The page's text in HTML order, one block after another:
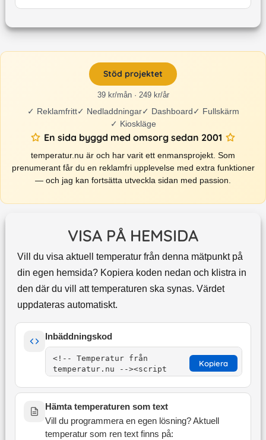
Stöd projektet
39 kr/mån · 249 kr/år
✓ Reklamfritt✓ Nedladdningar✓ Dashboard✓ Fullskärm
✓ Kioskläge
En sida byggd med omsorg sedan 2001
temperatur.nu är och har varit ett enmansprojekt. Som
prenumerant får du en reklamfri upplevelse med extra funktioner
— och jag kan fortsätta utveckla sidan med passion.
VISA PÅ HEMSIDA
Vill du visa aktuell temperatur från denna mätpunkt på
din egen hemsida? Kopiera koden nedan och klistra in
den där du vill att temperaturen ska synas. Värdet
uppdateras automatiskt.
Inbäddningskod
Kopiera
Hämta temperaturen som text
Vill du programmera en egen lösning? Aktuell
temperatur som ren text finns på: